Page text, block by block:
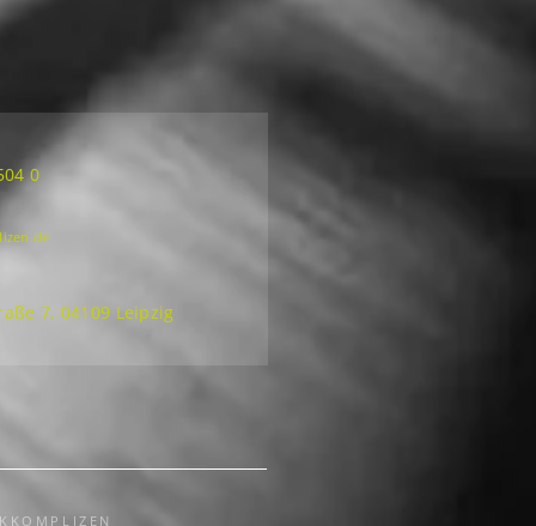
0
7, 04109 Leipzig